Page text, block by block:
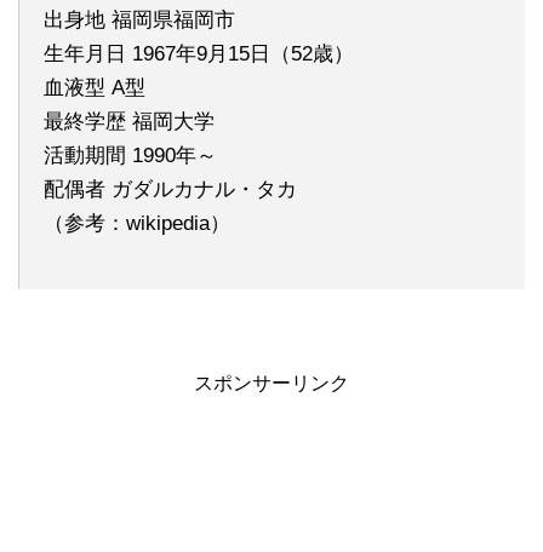
出身地 福岡県福岡市
生年月日 1967年9月15日（52歳）
血液型 A型
最終学歴 福岡大学
活動期間 1990年～
配偶者 ガダルカナル・タカ
（参考：wikipedia）
スポンサーリンク